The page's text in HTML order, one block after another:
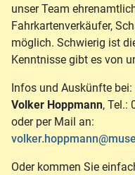
unser Team
Fahrkartenverkäufer,
möglich. Schwierig ist
Kenntnisse gibt es von
Infos und Auskünfte bei:
Volker Hoppmann, Tel.:
oder per Mail an:
Oder kommen Sie